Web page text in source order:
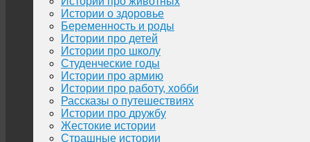
Истории о здоровье
Беременность и роды
Истории про детей
Истории про школу
Студенческие годы
Истории про армию
Истории про работу, хобби
Рассказы о путешествиях
Истории про дружбу
Жестокие истории
Страшные истории